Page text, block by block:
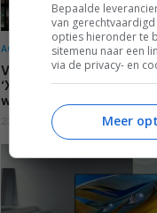
ACHTERGROND
Vijf manieren waarop
‘Xbox Game Pass’ beter
worden
23 MEI 2021
Bepaalde
van
opties hieronder te
sitemenu naar een
via de privacy- en
Meer